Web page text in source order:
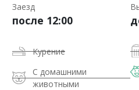
Заезд
после 12:00
Курение
С домашними
животными